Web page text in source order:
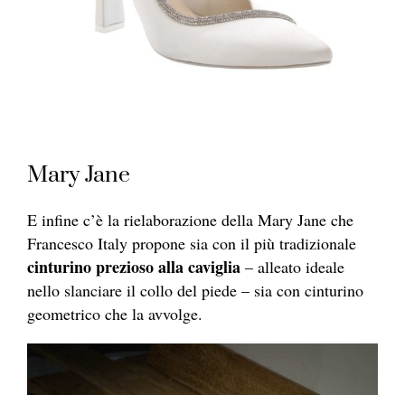
Mary Jane
E infine c’è la rielaborazione della Mary Jane che
Francesco Italy propone sia con il più tradizionale
cinturino prezioso alla caviglia – alleato ideale
nello slanciare il collo del piede – sia con cinturino
geometrico che la avvolge.